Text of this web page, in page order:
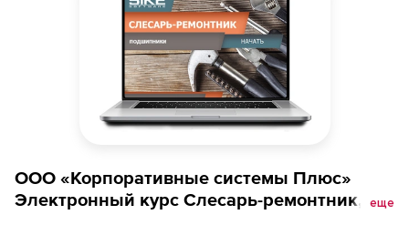
ООО «Корпоративные системы Плюс»
Электронный курс Слесарь-ремонтник,
еще